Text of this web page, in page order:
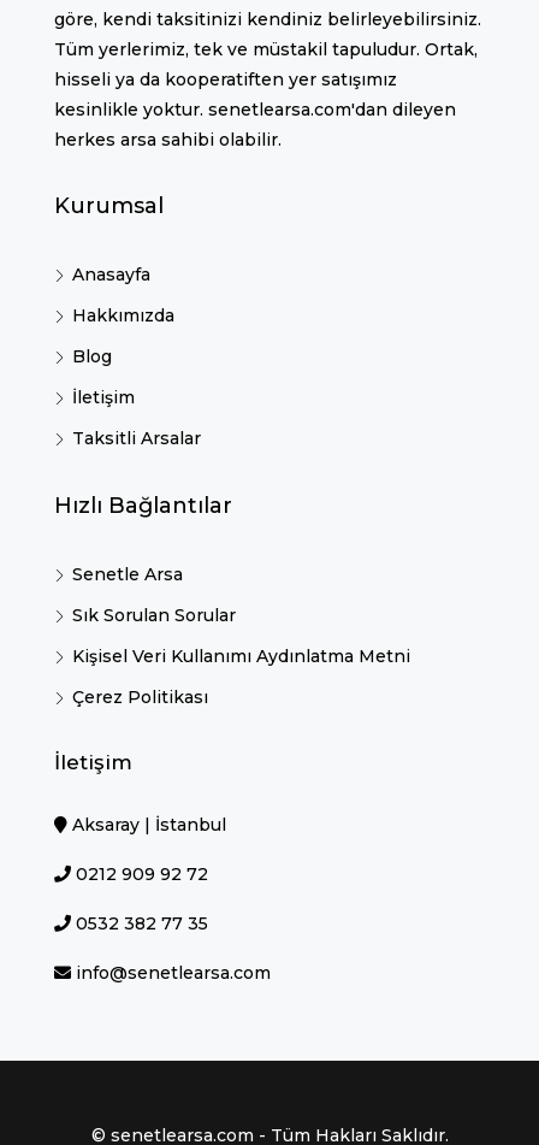
göre, kendi taksitinizi kendiniz belirleyebilirsiniz.
Tüm yerlerimiz, tek ve müstakil tapuludur. Ortak,
hisseli ya da kooperatiften yer satışımız
kesinlikle yoktur. senetlearsa.com'dan dileyen
herkes arsa sahibi olabilir.
Kurumsal
Anasayfa
Hakkımızda
Blog
İletişim
Taksitli Arsalar
Hızlı Bağlantılar
Senetle Arsa
Sık Sorulan Sorular
Kişisel Veri Kullanımı Aydınlatma Metni
Çerez Politikası
İletişim
Aksaray | İstanbul
0212 909 92 72
0532 382 77 35
info@senetlearsa.com
© senetlearsa.com - Tüm Hakları Saklıdır.